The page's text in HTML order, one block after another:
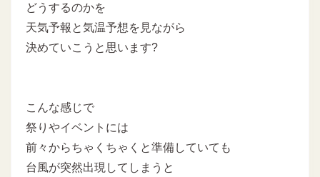
どうするのかを
天気予報と気温予想を見ながら
決めていこうと思います?
こんな感じで
祭りやイベントには
前々からちゃくちゃくと準備していても
台風が突然出現してしまうと